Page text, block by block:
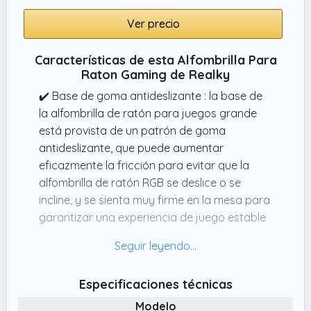
Ver precio
Características de esta Alfombrilla Para
Raton Gaming de Realky
✔️ Base de goma antideslizante : la base de
la alfombrilla de ratón para juegos grande
está provista de un patrón de goma
antideslizante, que puede aumentar
eficazmente la fricción para evitar que la
alfombrilla de ratón RGB se deslice o se
incline, y se sienta muy firme en la mesa para
garantizar una experiencia de juego estable
nuestra gaming alfombrilla ratón está
y puede cubrir perfectamente el escritorio y
mantener tu portátil y el teclado. También
Especificaciones técnicas
Modelo